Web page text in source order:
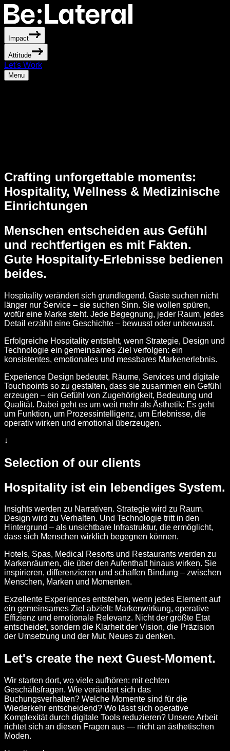
Impact
Attitude
Let's Work
Menu
Crafting unforgettable moments:
Hospitality, Wellness & Medizinische
Einrichtungen
Menschen entscheiden aus Gefühl
und rechtfertigen es mit Fakten.
Gute Hospitality-Erlebnisse bedienen
beides.
Hospitality verändert sich grundlegend. Gäste suchen nicht
länger nur Service – sie suchen Sinn. Sie wollen spüren,
wofür eine Marke steht. Jede Begegnung, jeder Raum, jedes
Detail erzählt eine Geschichte – bewusst oder unbewusst.
Erfolgreiche Hospitality entsteht, wenn Strategie, Design und
Technologie ein gemeinsames Ziel verfolgen: ein
konsistentes, emotionales und messbares Markenerlebnis.
Experience Design bedeutet, Räume, Services und digitale
Touchpoints so zu gestalten, dass sie zusammen ein Gefühl
erzeugen – ein Gefühl von Zugehörigkeit, Bedeutung und
Qualität. Dabei geht es um weit mehr als Ästhetik: Es geht
um Funktion, um Prozessintelligenz, um Erlebnisse, die
operativ wirken und emotional überzeugen.
↓
Selection of our clients
Hospitality ist ein lebendiges System.
Insights werden zu Narrativen. Strategie wird zu Raum.
Design wird zu Verhalten. Und Technologie tritt in den
Hintergrund – als unsichtbare Infrastruktur, die ermöglicht,
dass sich Menschen wirklich begegnen können.
Hotels, Spas, Medical Resorts und Restaurants werden zu
Markenräumen, die über den Aufenthalt hinaus wirken. Sie
inspirieren, differenzieren und schaffen Bindung – zwischen
Menschen, Marken und Momenten.
Exzellente Experiences entstehen, wenn jedes Element auf
ein gemeinsames Ziel abzielt: Markenwirkung, operative
Effizienz und emotionale Relevanz. Nicht der größte Etat
entscheidet, sondern die Klarheit der Vision, die Präzision
der Umsetzung und der Mut, Neues zu denken.
Let's create the next Guest-Moment.
Wir starten dort, wo viele aufhören: mit echten
Geschäftsfragen. Wie verändert sich das
Buchungsverhalten? Welche Momente sind für die
Wiederkehr entscheidend? Wo lässt sich operative
Komplexität durch digitale Tools reduzieren? Unsere Arbeit
richtet sich an diesen Fragen aus — nicht an ästhetischen
Moden.